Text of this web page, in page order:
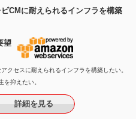
CMに耐えられるインフラを構築
望
クセスに耐えられるインフラを構築したい。
を抑えたい。
詳細を見る